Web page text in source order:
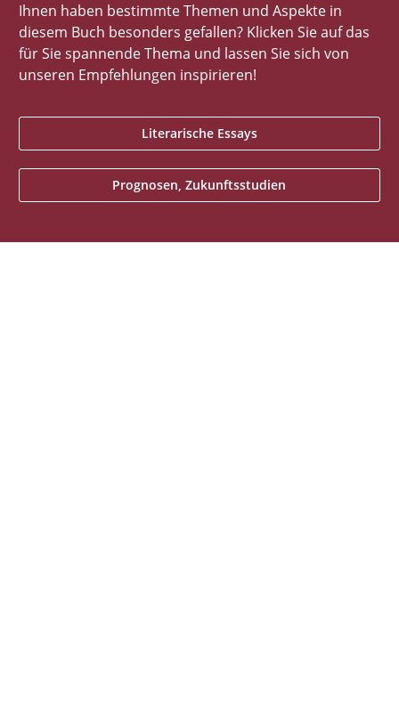
Ihnen haben bestimmte Themen und Aspekte in
diesem Buch besonders gefallen? Klicken Sie auf das
für Sie spannende Thema und lassen Sie sich von
unseren Empfehlungen inspirieren!
Literarische Essays
Prognosen, Zukunftsstudien